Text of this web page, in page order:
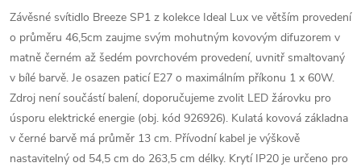
Závěsné svítidlo Breeze SP1 z kolekce Ideal Lux ve větším provedení
o průměru 46,5cm zaujme svým mohutným kovovým difuzorem v
matně černém až šedém povrchovém provedení, uvnitř smaltovaný
v bílé barvě. Je osazen paticí E27 o maximálním příkonu 1 x 60W.
Zdroj není součástí balení, doporučujeme zvolit LED žárovku pro
úsporu elektrické energie (obj. kód 926926). Kulatá kovová základna
v černé barvě má průměr 13 cm. Přívodní kabel je výškově
nastavitelný od 54,5 cm do 263,5 cm délky. Krytí IP20 je určeno pro